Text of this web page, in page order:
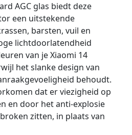
AGC glas biedt deze
een uitstekende
barsten, vuil en
lichtdoorlatendheid
van je Xiaomi 14
het slanke design van
behoudt.
dat er viezigheid op
en door het anti-explosie
zitten, in plaats van